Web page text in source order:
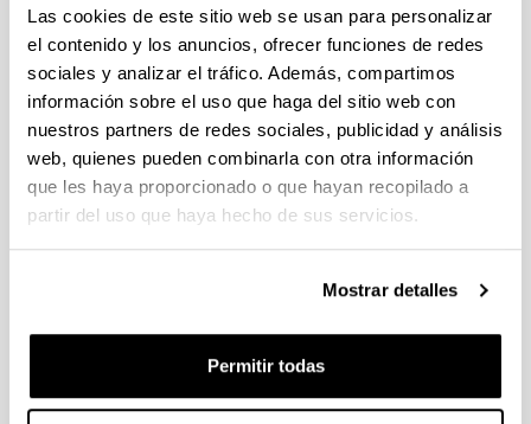
Las cookies de este sitio web se usan para personalizar
el contenido y los anuncios, ofrecer funciones de redes
sociales y analizar el tráfico. Además, compartimos
información sobre el uso que haga del sitio web con
nuestros partners de redes sociales, publicidad y análisis
web, quienes pueden combinarla con otra información
que les haya proporcionado o que hayan recopilado a
partir del uso que haya hecho de sus servicios.
Mostrar detalles
Permitir todas
Es profesora adjunta en el Departamento de
Matemática Aplicada, Estadística e Investigación
Operativa de la Universidad del País Vasco UPV/EHU y
colabora como bioestadística con la Unidad de
Investigación del Hospital de Galdakao, Servicio Vasco
de Salud / Osakidetza.
Licenciada en Matemáticas por la Universidad del
País Vasco UPV/EHU en 2006.
Master en matemática aplicada, estadística y
computación. Universidad del País Vasco
Doctorado internacional en Matemáticas.